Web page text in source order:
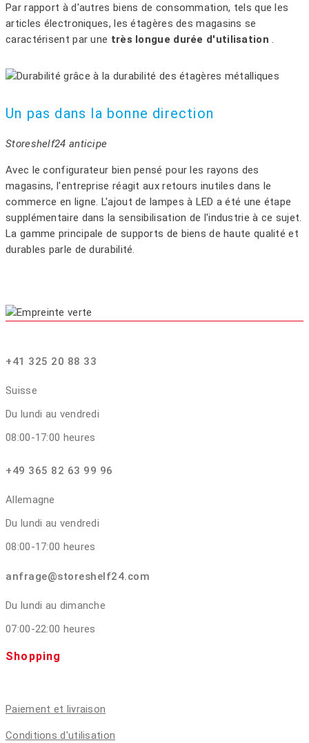
Par rapport à d'autres biens de consommation, tels que les
articles électroniques, les étagères des magasins se
caractérisent par une très longue durée d'utilisation .
Un pas dans la bonne direction
Storeshelf24 anticipe
Avec le configurateur bien pensé pour les rayons des
magasins, l'entreprise réagit aux retours inutiles dans le
commerce en ligne. L'ajout de lampes à LED a été une étape
supplémentaire dans la sensibilisation de l'industrie à ce sujet.
La gamme principale de supports de biens de haute qualité et
durables parle de durabilité.
+41 325 20 88 33
Suisse
Du lundi au vendredi
08:00-17:00 heures
+49 365 82 63 99 96
Allemagne
Du lundi au vendredi
08:00-17:00 heures
anfrage@storeshelf24.com
Du lundi au dimanche
07:00-22:00 heures
Shopping
Paiement et livraison
Conditions d'utilisation